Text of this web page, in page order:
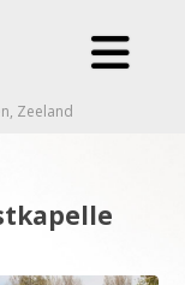
Zeeland